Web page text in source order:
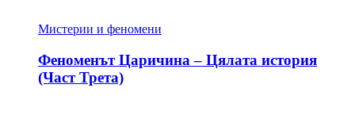
Мистерии и феномени
Феноменът Царичина – Цялата история
(Част Трета)